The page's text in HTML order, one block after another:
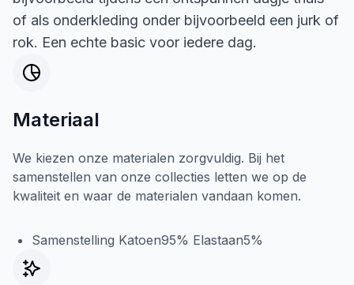
of als onderkleding onder bijvoorbeeld een jurk of
rok. Een echte basic voor iedere dag.
Materiaal
We kiezen onze materialen zorgvuldig. Bij het
samenstellen van onze collecties letten we op de
kwaliteit en waar de materialen vandaan komen.
Samenstelling Katoen95% Elastaan5%